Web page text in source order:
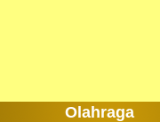
Olahraga